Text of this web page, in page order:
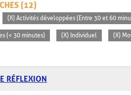
(12)
(X) Activités développées (Entre 30 et 60
(< 30 minutes) (X) Individuel (X)
RÉFLEXION